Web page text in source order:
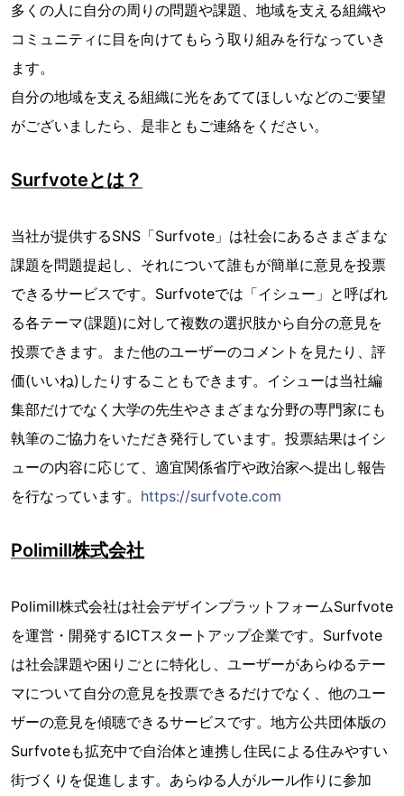
多くの人に自分の周りの問題や課題、地域を支える組織や
コミュニティに目を向けてもらう取り組みを行なっていき
ます。
自分の地域を支える組織に光をあててほしいなどのご要望
がございましたら、是非ともご連絡をください。
Surfvoteとは？
当社が提供するSNS「Surfvote」は社会にあるさまざまな
課題を問題提起し、それについて誰もが簡単に意見を投票
できるサービスです。Surfvoteでは「イシュー」と呼ばれ
る各テーマ(課題)に対して複数の選択肢から自分の意見を
投票できます。また他のユーザーのコメントを見たり、評
価(いいね)したりすることもできます。イシューは当社編
集部だけでなく大学の先生やさまざまな分野の専門家にも
執筆のご協力をいただき発行しています。投票結果はイシ
ューの内容に応じて、適宜関係省庁や政治家へ提出し報告
を行なっています。 https://surfvote.com
Polimill株式会社
Polimill株式会社は社会デザインプラットフォームSurfvote
を運営・開発するICTスタートアップ企業です。Surfvote
は社会課題や困りごとに特化し、ユーザーがあらゆるテー
マについて自分の意見を投票できるだけでなく、他のユー
ザーの意見を傾聴できるサービスです。地方公共団体版の
Surfvoteも拡充中で自治体と連携し住民による住みやすい
街づくりを促進します。あらゆる人がルール作りに参加